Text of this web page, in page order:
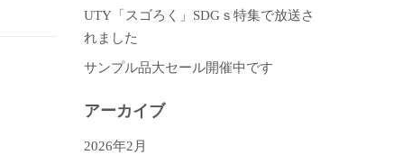
UTY「スゴろく」SDGｓ特集で放送さ
れました
サンプル品大セール開催中です
アーカイブ
2026年2月